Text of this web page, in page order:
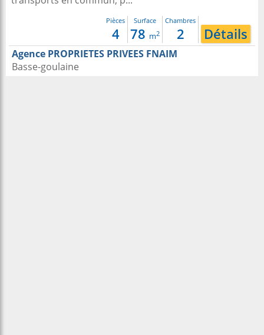
Pièces
4
Surface
78 m2
Chambres
2 Détails
Agence PROPRIETES PRIVEES FNAIM
Basse-goulaine